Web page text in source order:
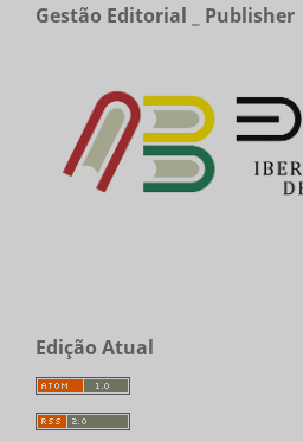
Gestão Editorial _ Publisher
Edição Atual